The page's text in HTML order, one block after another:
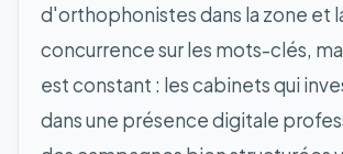
d'orthophonistes dans la zone et
concurrence sur les mots-clés,
est constant : les cabinets qui
dans une présence digitale